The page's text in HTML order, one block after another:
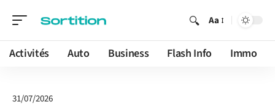
Aa
Activités Auto Business Flash Info Immo
31/07/2026